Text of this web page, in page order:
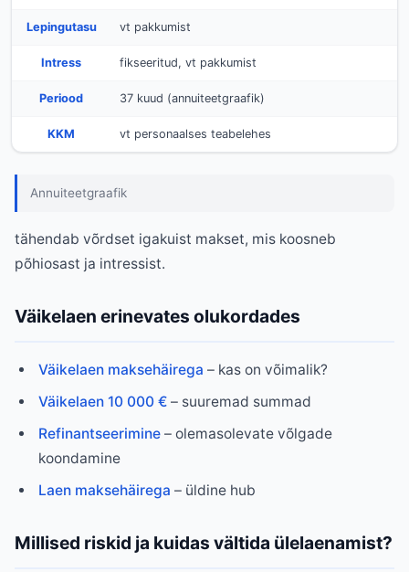
Lepingutasu vt pakkumist
Intress fikseeritud, vt pakkumist
Periood 37 kuud (annuiteetgraafik)
KKM vt personaalses teabelehes
Annuiteetgraafik
tähendab võrdset igakuist makset, mis koosneb
põhiosast ja intressist.
Väikelaen erinevates olukordades
Väikelaen maksehäirega – kas on võimalik?
Väikelaen 10 000 €– suuremad summad
Refinantseerimine– olemasolevate võlgade
koondamine
Laen maksehäirega – üldine hub
Millised riskid ja kuidas vältida ülelaenamist?